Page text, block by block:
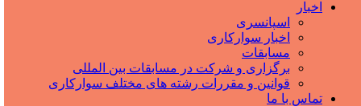
اخبار
اسپانسری
اخبار سوارکاری
مسابقات
برگزاری و شرکت در مسابقات بین المللی
قوانین و مقررات رشته های مختلف سوارکاری
تماس با ما